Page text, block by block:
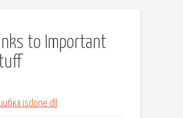
to Important
isdone dll